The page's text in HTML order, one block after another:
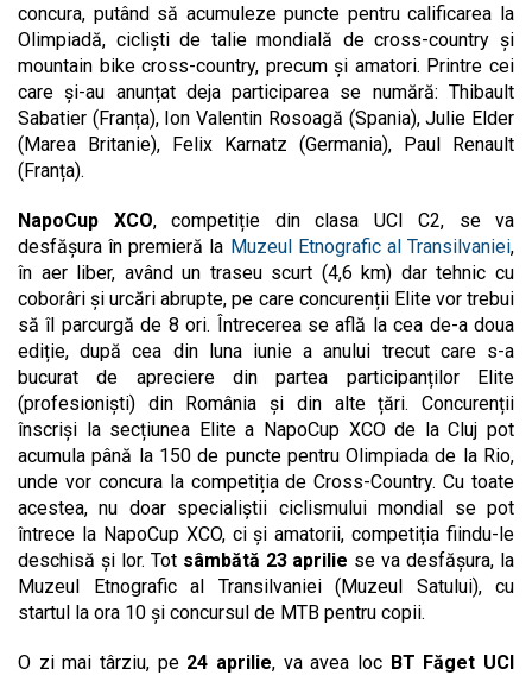
concura, putând să acumuleze puncte pentru calificarea la
Olimpiadă, cicliști de talie mondială de cross-country și
mountain bike cross-country, precum și amatori. Printre cei
care și-au anunțat deja participarea se numără: Thibault
Sabatier (Franța), Ion Valentin Rosoagă (Spania), Julie Elder
(Marea Britanie), Felix Karnatz (Germania), Paul Renault
(Franța).
NapoCup XCO, competiție din clasa UCI C2, se va
desfășura în premieră la Muzeul Etnografic al Transilvaniei,
în aer liber, având un traseu scurt (4,6 km) dar tehnic cu
coborâri și urcări abrupte, pe care concurenții Elite vor trebui
să îl parcurgă de 8 ori. Întrecerea se află la cea de-a doua
ediție, după cea din luna iunie a anului trecut care s-a
bucurat de apreciere din partea participanților Elite
(profesioniști) din România și din alte țări. Concurenții
înscriși la secțiunea Elite a NapoCup XCO de la Cluj pot
acumula până la 150 de puncte pentru Olimpiada de la Rio,
unde vor concura la competiția de Cross-Country. Cu toate
acestea, nu doar specialiștii ciclismului mondial se pot
întrece la NapoCup XCO, ci și amatorii, competiția fiindu-le
deschisă și lor. Tot sâmbătă 23 aprilie se va desfășura, la
Muzeul Etnografic al Transilvaniei (Muzeul Satului), cu
startul la ora 10 și concursul de MTB pentru copii.
O zi mai târziu, pe 24 aprilie, va avea loc BT Făget UCI